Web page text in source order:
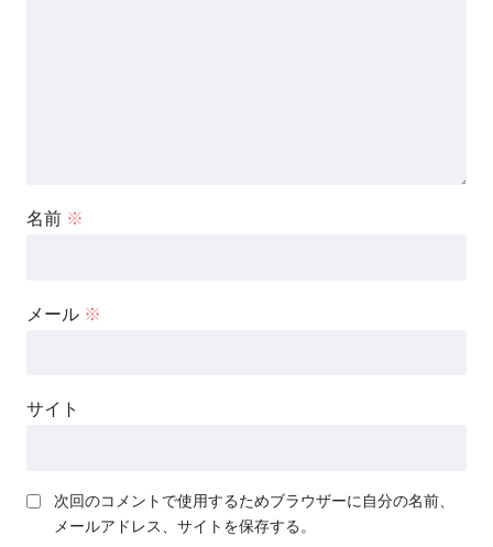
名前 ※
メール ※
サイト
次回のコメントで使用するためブラウザーに自分の名前、
メールアドレス、サイトを保存する。